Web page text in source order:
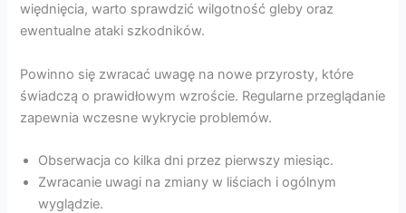
więdnięcia, warto sprawdzić wilgotność gleby oraz
ewentualne ataki szkodników.
Powinno się zwracać uwagę na nowe przyrosty, które
świadczą o prawidłowym wzroście. Regularne przeglądanie
zapewnia wczesne wykrycie problemów.
Obserwacja co kilka dni przez pierwszy miesiąc.
Zwracanie uwagi na zmiany w liściach i ogólnym
wyglądzie.